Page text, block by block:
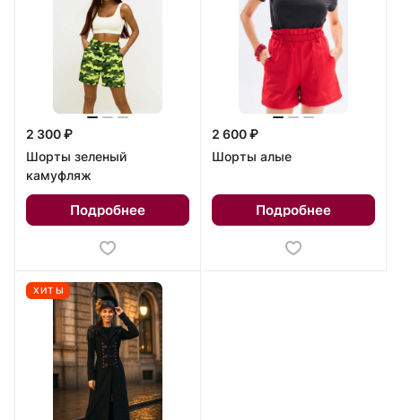
2 300 ₽
Шорты зеленый
камуфляж
Подробнее
2 600 ₽
Шорты алые
Подробнее
ХИТЫ